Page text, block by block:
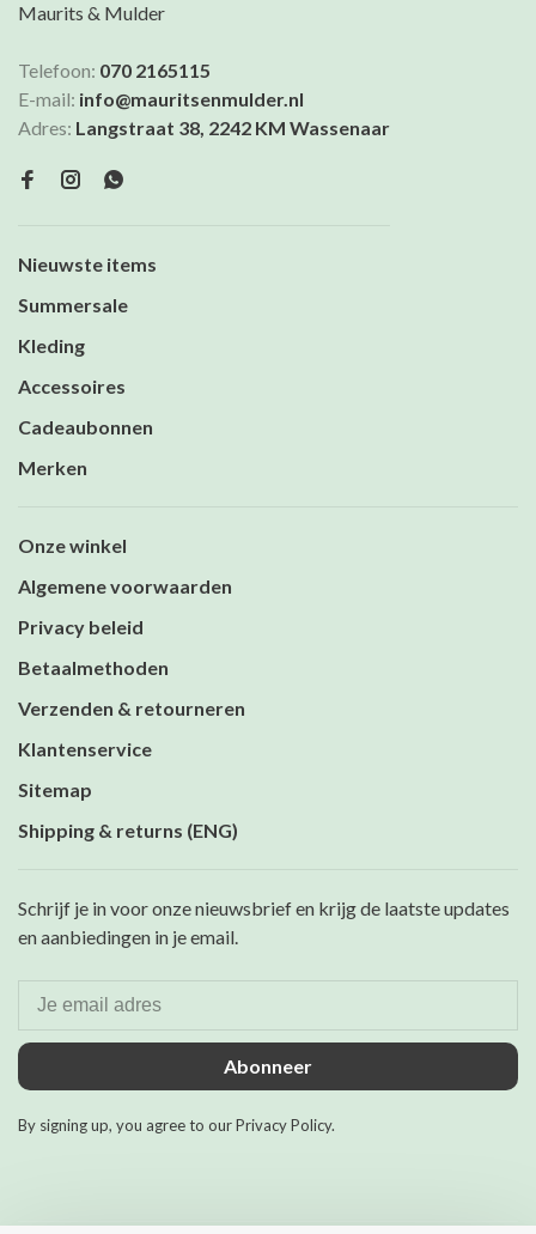
Maurits & Mulder
Telefoon: 070 2165115
E-mail: info@mauritsenmulder.nl
Adres: Langstraat 38, 2242 KM Wassenaar
Nieuwste items
Summersale
Kleding
Accessoires
Cadeaubonnen
Merken
Onze winkel
Algemene voorwaarden
Privacy beleid
Betaalmethoden
Verzenden & retourneren
Klantenservice
Sitemap
Shipping & returns (ENG)
Schrijf je in voor onze nieuwsbrief en krijg de laatste updates
en aanbiedingen in je email.
Abonneer
By signing up, you agree to our Privacy Policy.